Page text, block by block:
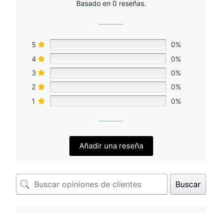
Basado en 0 reseñas.
5
0%
4
0%
3
0%
2
0%
1
0%
Añadir una reseña
Buscar